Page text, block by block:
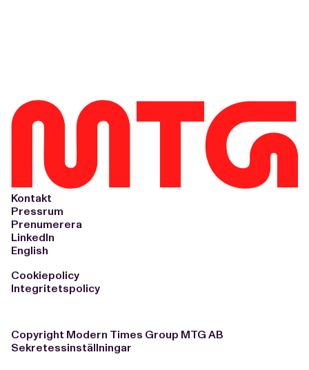
Kontakt
Pressrum
Prenumerera
LinkedIn
English
Cookiepolicy
Integritetspolicy
Copyright Modern Times Group MTG AB
Sekretessinställningar